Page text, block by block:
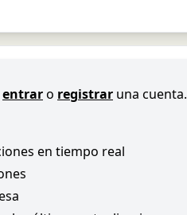
entraro registrar una cuenta.
en tiempo real